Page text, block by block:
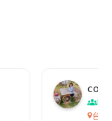
co
吹
台灣